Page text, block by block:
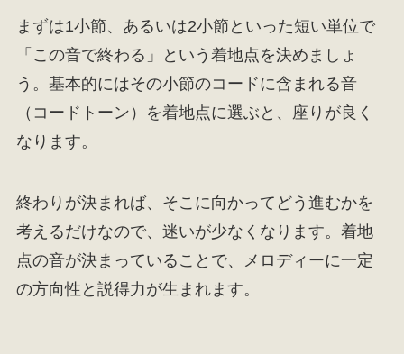
まずは1小節、あるいは2小節といった短い単位で
「この音で終わる」という着地点を決めましょ
う。基本的にはその小節のコードに含まれる音
（コードトーン）を着地点に選ぶと、座りが良く
なります。
終わりが決まれば、そこに向かってどう進むかを
考えるだけなので、迷いが少なくなります。着地
点の音が決まっていることで、メロディーに一定
の方向性と説得力が生まれます。